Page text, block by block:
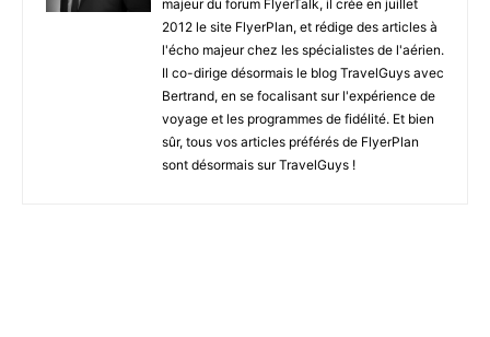
majeur du forum FlyerTalk, il crée en juillet
2012 le site FlyerPlan, et rédige des articles à
l'écho majeur chez les spécialistes de l'aérien.
Il co-dirige désormais le blog TravelGuys avec
Bertrand, en se focalisant sur l'expérience de
voyage et les programmes de fidélité. Et bien
sûr, tous vos articles préférés de FlyerPlan
sont désormais sur TravelGuys !